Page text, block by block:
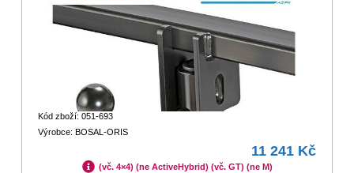
Kód zboží: 051-693
Výrobce: BOSAL-ORIS
11 241 Kč
(vč. 4×4) (ne ActiveHybrid) (vč. GT) (ne M)